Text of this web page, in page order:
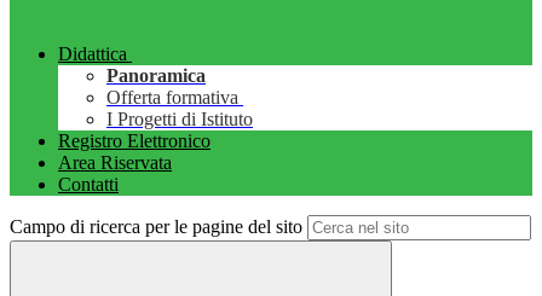
Didattica
Panoramica
Offerta formativa
I Progetti di Istituto
Registro Elettronico
Area Riservata
Contatti
Campo di ricerca per le pagine del sito